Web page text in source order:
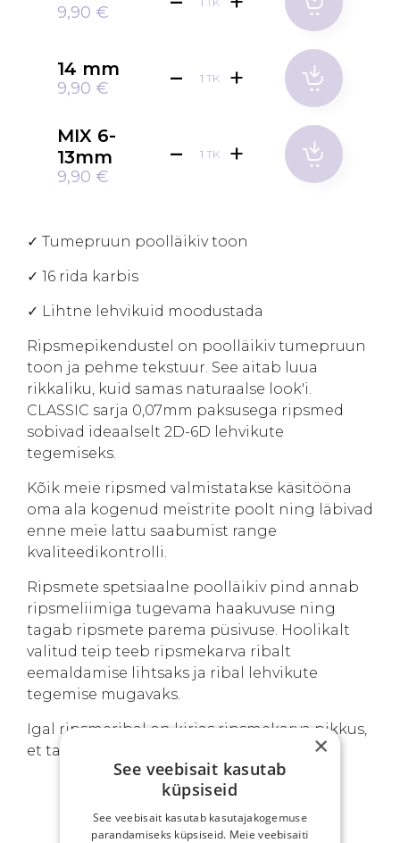
9,90 €
14 mm
9,90 €
TK
MIX 6-
13mm
9,90 €
TK
✓ Tumepruun poolläikiv toon
✓ 16 rida karbis
✓ Lihtne lehvikuid moodustada
Ripsmepikendustel on poolläikiv tumepruun
toon ja pehme tekstuur. See aitab luua
rikkaliku, kuid samas naturaalse look'i.
CLASSIC sarja 0,07mm paksusega ripsmed
sobivad ideaalselt 2D-6D lehvikute
tegemiseks.
Kõik meie ripsmed valmistatakse käsitööna
oma ala kogenud meistrite poolt ning läbivad
enne meie lattu saabumist range
kvaliteedikontrolli.
Ripsmete spetsiaalne poolläikiv pind annab
ripsmeliimiga tugevama haakuvuse ning
tagab ripsmete parema püsivuse. Hoolikalt
valitud teip teeb ripsmekarva ribalt
eemaldamise lihtsaks ja ribal lehvikute
tegemise mugavaks.
Igal ripsmeribal on kirjas ripsmekarva pikkus,
et tagada kiirem ja muretum tööprotsess.
SINU EELISED
×
See veebisait kasutab
küpsiseid
See veebisait kasutab kasutajakogemuse
parandamiseks küpsiseid. Meie veebisaiti